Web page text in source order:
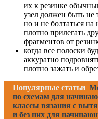
их к резинке
узел должен быть не
но и не болтаться
плотно прилегать
фрагментов от
когда все полоски
аккуратно
плотно зажать и
Популярные статьи
по схемам для
классы вязания с
и без них для